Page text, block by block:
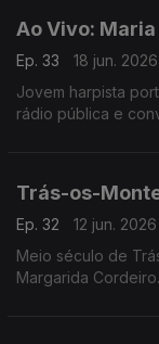
Ao Vivo: Maria
Ep. 33
18 jun. 2026
Jovem harpista
rádio pública e
Trás-os-
Ep. 32
12 jun. 2026
Meio século de
Margarida